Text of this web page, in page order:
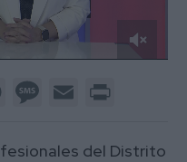
WhatsAppMessage
Email
del Distrito